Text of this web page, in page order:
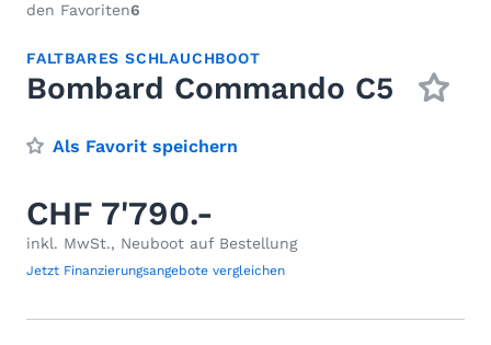
den Favoriten6
FALTBARES SCHLAUCHBOOT
Bombard Commando C5
Als Favorit speichern
CHF 7'790.-
inkl. MwSt., Neuboot auf Bestellung
Jetzt Finanzierungsangebote vergleichen